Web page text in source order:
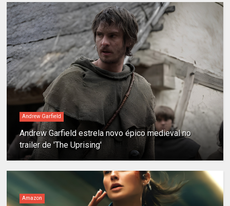
Andrew Garfield
Andrew Garfield estrela novo épico medieval no
trailer de 'The Uprising'
Amazon